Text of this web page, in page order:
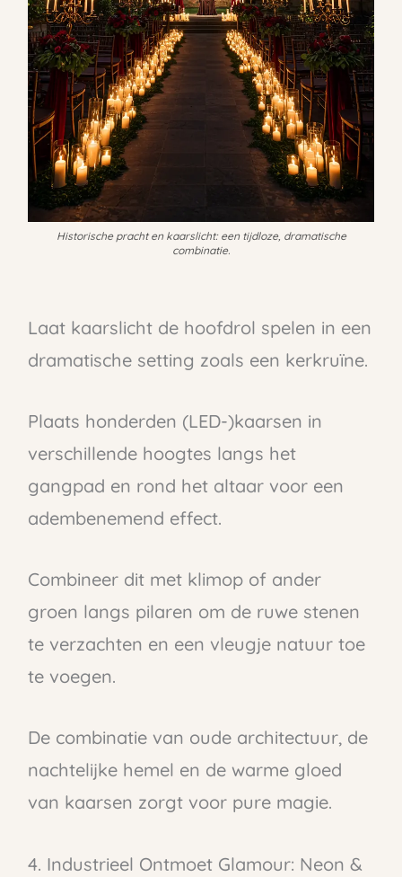
Historische pracht en kaarslicht: een tijdloze, dramatische
combinatie.
Laat kaarslicht de hoofdrol spelen in een
dramatische setting zoals een kerkruïne.
Plaats honderden (LED-)kaarsen in
verschillende hoogtes langs het
gangpad en rond het altaar voor een
adembenemend effect.
Combineer dit met klimop of ander
groen langs pilaren om de ruwe stenen
te verzachten en een vleugje natuur toe
te voegen.
De combinatie van oude architectuur, de
nachtelijke hemel en de warme gloed
van kaarsen zorgt voor pure magie.
4. Industrieel Ontmoet Glamour: Neon &